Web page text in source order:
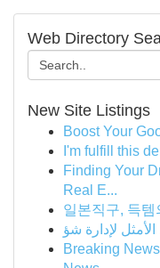
Web Directory
New Site Listings
Boost Your
I'm fulfill this
Finding Your
Real E...
일본직구, 득템
Breaking